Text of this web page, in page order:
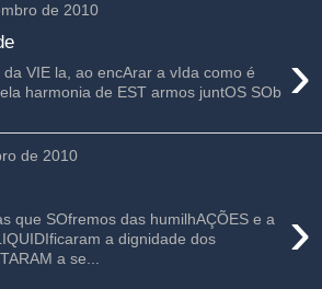
de 2010
›
VIE la, ao encArar a vIda como é
harmonia de EST armos juntOS SOb
de 2010
›
que SOfremos das humilhAÇÕES e a
a dignidade dos
a se...